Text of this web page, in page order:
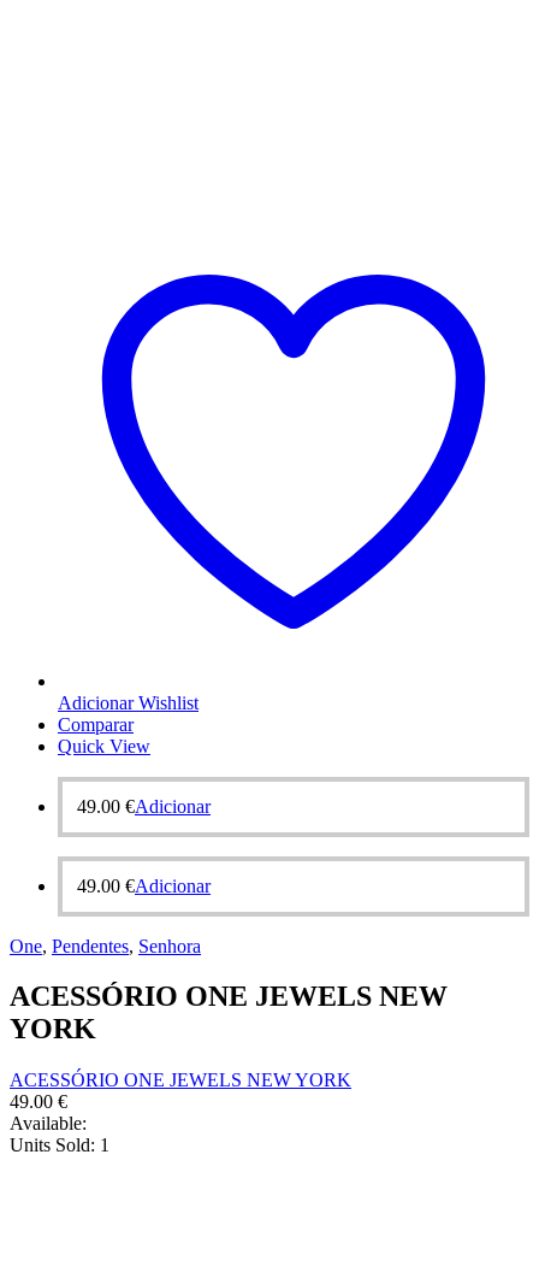
Adicionar Wishlist
Comparar
Quick View
49.00 €Adicionar
49.00 €Adicionar
One, Pendentes, Senhora
ACESSÓRIO ONE JEWELS NEW
YORK
ACESSÓRIO ONE JEWELS NEW YORK
49.00 €
Available:
Units Sold: 1